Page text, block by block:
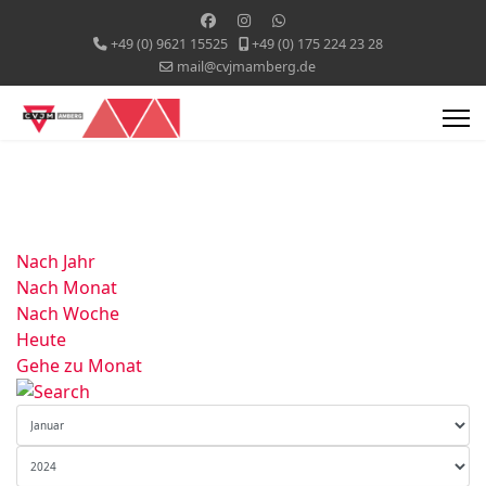
+49 (0) 9621 15525
+49 (0) 175 224 23 28
mail@cvjmamberg.de
Nach Jahr
Nach Monat
Nach Woche
Heute
Gehe zu Monat